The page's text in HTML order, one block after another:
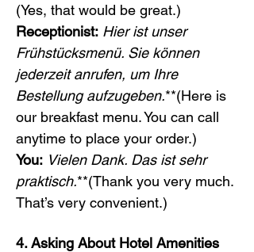
(Yes, that would be great.)
Receptionist: Hier ist unser
Frühstücksmenü. Sie können
jederzeit anrufen, um Ihre
Bestellung aufzugeben.**(Here is
our breakfast menu. You can call
anytime to place your order.)
You: Vielen Dank. Das ist sehr
praktisch.**(Thank you very much.
That’s very convenient.)
4. Asking About Hotel Amenities